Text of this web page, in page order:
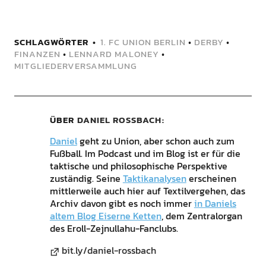
SCHLAGWÖRTER 1. FC UNION BERLIN • DERBY •
FINANZEN • LENNARD MALONEY •
MITGLIEDERVERSAMMLUNG
ÜBER DANIEL ROSSBACH
Danielgeht zu Union, aber schon auch zum
Fußball. Im Podcast und im Blog ist er für die
taktische und philosophische Perspektive
zuständig. Seine Taktikanalysenerscheinen
mittlerweile auch hier auf Textilvergehen, das
Archiv davon gibt es noch immerin Daniels
altem Blog Eiserne Ketten, dem Zentralorgan
des Eroll-Zejnullahu-Fanclubs.
bit.ly/daniel-rossbach